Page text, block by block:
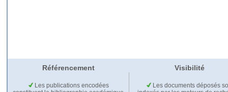
Référencement Visibilité
Les publications encodées
Les documents déposés